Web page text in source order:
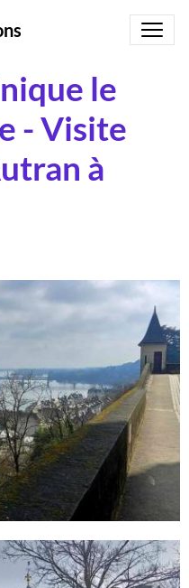
le
- Visite
à